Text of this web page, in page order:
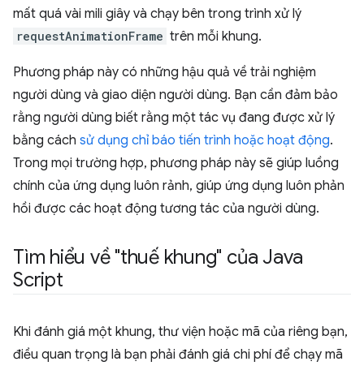
mất quá vài mili giây và chạy bên trong trình xử lý
requestAnimationFrame trên mỗi khung.
Phương pháp này có những hậu quả về trải nghiệm
người dùng và giao diện người dùng. Bạn cần đảm bảo
rằng người dùng biết rằng một tác vụ đang được xử lý
bằng cách sử dụng chỉ báo tiến trình hoặc hoạt động.
Trong mọi trường hợp, phương pháp này sẽ giúp luồng
chính của ứng dụng luôn rảnh, giúp ứng dụng luôn phản
hồi được các hoạt động tương tác của người dùng.
Tìm hiểu về "thuế khung" của Java
Script
Khi đánh giá một khung, thư viện hoặc mã của riêng bạn,
điều quan trọng là bạn phải đánh giá chi phí để chạy mã